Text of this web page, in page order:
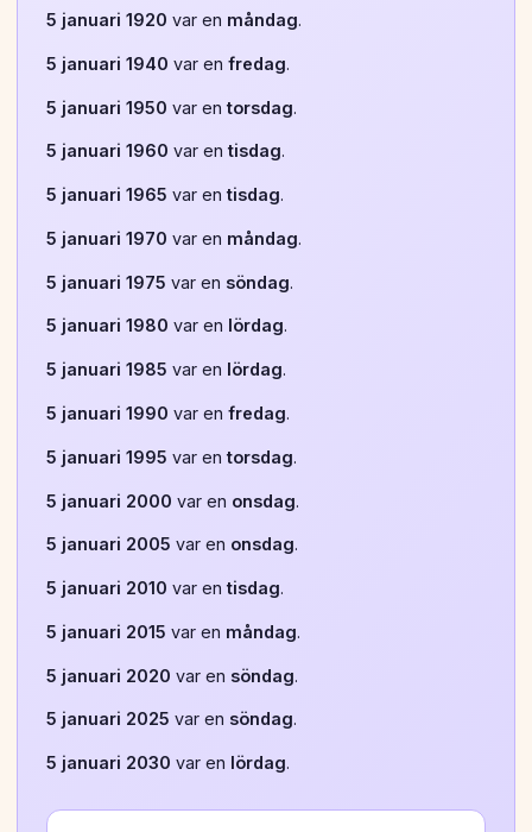
5 januari 1920 var en måndag.
5 januari 1940 var en fredag.
5 januari 1950 var entorsdag.
5 januari 1960 var entisdag.
5 januari 1965 var entisdag.
5 januari 1970 var en måndag.
5 januari 1975 var en söndag.
5 januari 1980 var en lördag.
5 januari 1985 var en lördag.
5 januari 1990 var en fredag.
5 januari 1995 var entorsdag.
5 januari 2000 var en onsdag.
5 januari 2005 var en onsdag.
5 januari 2010 var entisdag.
5 januari 2015 var en måndag.
5 januari 2020 var en söndag.
5 januari 2025 var en söndag.
5 januari 2030 var en lördag.